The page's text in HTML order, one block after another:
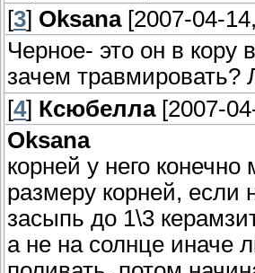
[3] Oksana[2007-04-
Черное- это он в кору
зачем травмировать?
[4] Ксюбелла[2007-
Oksana
корней у него
размеру корней, если
засыпь до 1\3
а не на солнце иначе